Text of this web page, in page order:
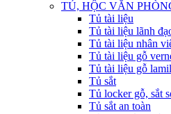
TỦ, HỘC VĂN
Tủ tài liệu
Tủ tài liệu lãnh
Tủ tài liệu nhân
Tủ tài liệu gỗ
Tủ tài liệu gỗ
Tủ sắt
Tủ locker gỗ, sắt
Tủ sắt an toàn